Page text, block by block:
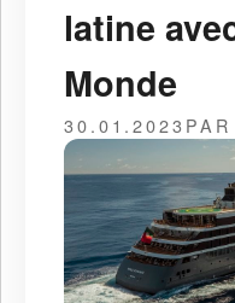
latine
Monde
30.01.2023